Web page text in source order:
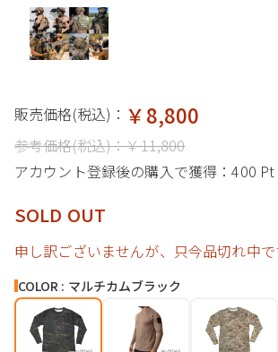
販売価格(税込)： ￥8,800
参考価格(税込)：￥11,800
アカウント登録後の購入で獲得：400 Pt
SOLD OUT
申し訳ございませんが、只今品切れ中で
COLOR : マルチカムブラック